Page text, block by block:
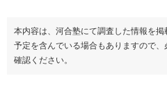
本内容は、河合塾にて調査した情報を
予定を含んでいる場合もありますので
確認ください。